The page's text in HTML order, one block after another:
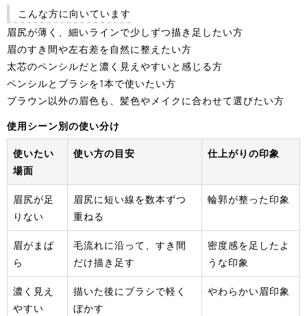
こんな方に向いています
眉尻が薄く、細いラインで少しずつ描き足したい方
眉のすき間や左右差を自然に整えたい方
太芯のペンシルだと濃く見えやすいと感じる方
ペンシルとブラシを1本で使いたい方
ブラウン以外の眉色も、髪色やメイクに合わせて選びたい方
使用シーン別の使い分け
使いたい
場面
使い方の目安 仕上がりの印象
眉尻が足
りない
眉尻に短い線を数本ずつ
重ねる
輪郭が整った印象
眉がまば
ら
毛流れに沿って、すき間
だけ描き足す
密度感を足したよ
うな印象
濃く見え
やすい
描いた後にブラシで軽く
ぼかす
やわらかい眉印象